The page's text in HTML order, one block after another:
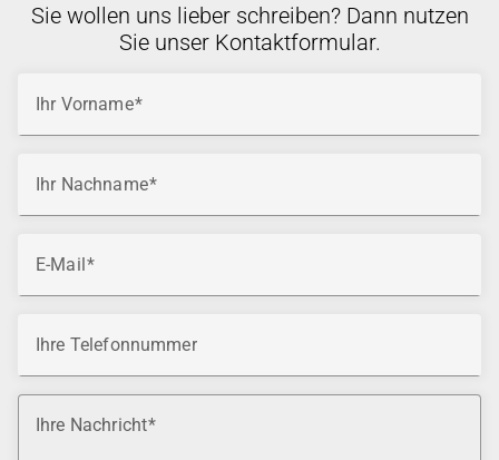
Sie wollen uns lieber schreiben? Dann nutzen
Sie unser Kontaktformular.
Ihr Vorname
Ihr Nachname
E-Mail
Ihre Telefonnummer
Ihre Nachricht